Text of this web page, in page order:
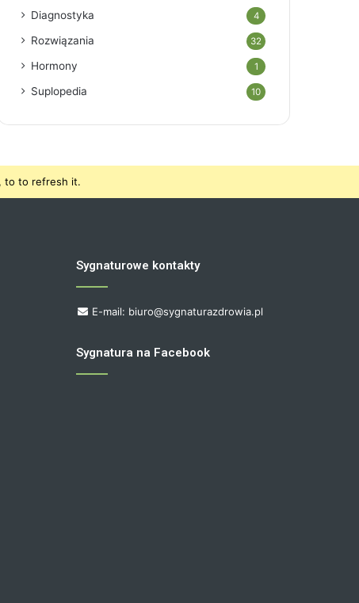
Diagnostyka 4
Rozwiązania 32
Hormony 1
Suplopedia 10
to to refresh it.
Sygnaturowe kontakty
E-mail: biuro@sygnaturazdrowia.pl
Sygnatura na Facebook